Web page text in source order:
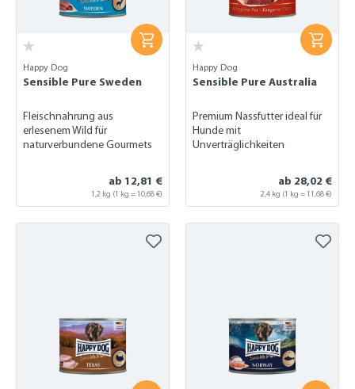
Happy Dog
Sensible Pure Sweden
Fleischnahrung aus
erlesenem Wild für
naturverbundene Gourmets
ab 12,81 €
1,2 kg (1 kg = 10,68 €)
Happy Dog
Sensible Pure Australia
Premium Nassfutter ideal für
Hunde mit
Unverträglichkeiten
ab 28,02 €
2,4 kg (1 kg = 11,68 €)